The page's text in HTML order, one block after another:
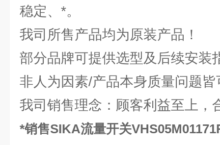
稳定、*。
我司所售产品均为原装产品！
部分品牌可提供选型及后续安装
非人为因素/产品本身质量问题
我司销售理念：顾客利益至上，
*销售SIKA流量开关